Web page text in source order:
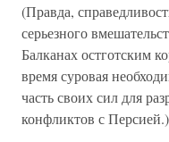
(Правда,
серьезного
Балканах остготским
время суровая
часть своих сил для
конфликтов с Персией.)